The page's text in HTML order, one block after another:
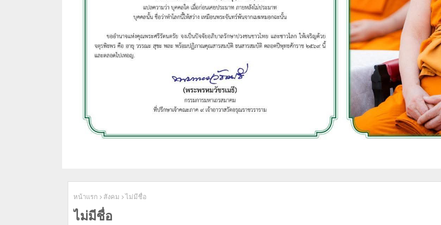
หน้าแรก สังคม ไม่มีชื่อ
ไม่มีชื่อ